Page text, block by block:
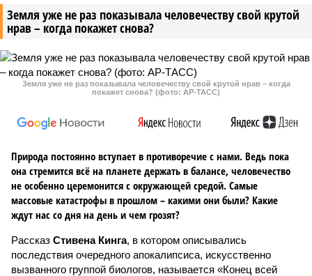
Земля уже не раз показывала человечеству свой крутой
нрав – когда покажет снова?
Земля уже не раз показывала человечеству свой крутой нрав – когда
покажет снова? (фото: АР-ТАСС)
Природа постоянно вступает в противоречие с нами. Ведь пока
она стремится всё на планете держать в балансе, человечество
не особенно церемонится с окружающей средой. Самые
массовые катастрофы в прошлом – какими они были? Какие
ждут нас со дня на день и чем грозят?
Рассказ Стивена Кинга, в котором описывались
последствия очередного апокалипсиса, искусственно
вызванного группой биологов, называется «Конец всей